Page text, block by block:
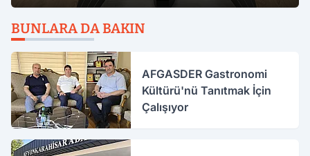
BUNLARA DA BAKIN
AFGASDER Gastronomi
Kültürü'nü Tanıtmak İçin
Çalışıyor